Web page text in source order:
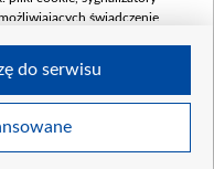
A. w likwidacji
świadczenie
przez Ciebie
do serwisu